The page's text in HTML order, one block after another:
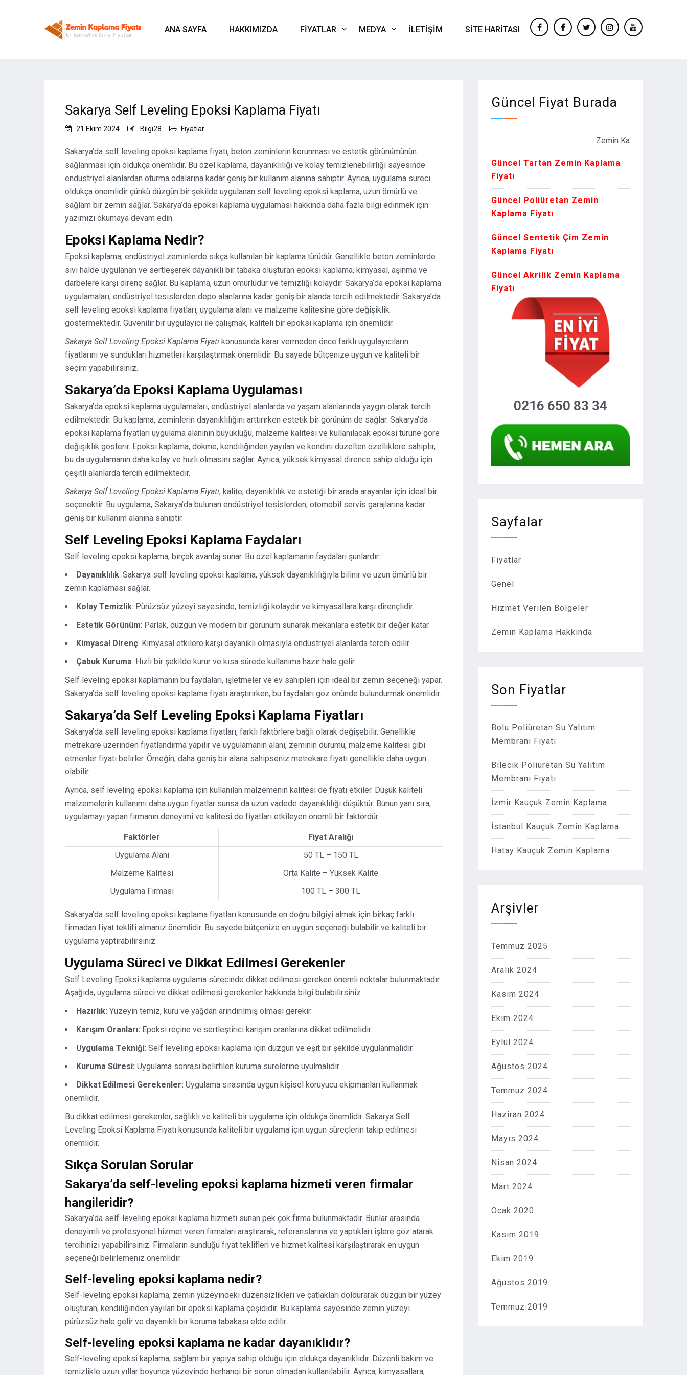
ANA SAYFA HAKKIMIZDA FIYATLAR MEDYA İLETIŞIM
SITE HARITASI
facebookFacebooktwitterinstagramyoutube
Sakarya Self Leveling Epoksi Kaplama Fiyatı
21 Ekim 2024 Bilgi28 Fiyatlar
Sakarya’da self leveling epoksi kaplama fiyatı, beton zeminlerin korunması ve estetik görünümünün
sağlanması için oldukça önemlidir. Bu özel kaplama, dayanıklılığı ve kolay temizlenebilirliği sayesinde
endüstriyel alanlardan oturma odalarına kadar geniş bir kullanım alanına sahiptir. Ayrıca, uygulama süreci
oldukça önemlidir çünkü düzgün bir şekilde uygulanan self leveling epoksi kaplama, uzun ömürlü ve
sağlam bir zemin sağlar. Sakarya’da epoksi kaplama uygulaması hakkında daha fazla bilgi edinmek için
yazımızı okumaya devam edin.
Epoksi Kaplama Nedir?
Epoksi kaplama, endüstriyel zeminlerde sıkça kullanılan bir kaplama türüdür. Genellikle beton zeminlerde
sıvı halde uygulanan ve sertleşerek dayanıklı bir tabaka oluşturan epoksi kaplama, kimyasal, aşınma ve
darbelere karşı direnç sağlar. Bu kaplama, uzun ömürlüdür ve temizliği kolaydır. Sakarya’da epoksi kaplama
uygulamaları, endüstriyel tesislerden depo alanlarına kadar geniş bir alanda tercih edilmektedir. Sakarya’da
self leveling epoksi kaplama fiyatları, uygulama alanı ve malzeme kalitesine göre değişiklik
göstermektedir. Güvenilir bir uygulayıcı ile çalışmak, kaliteli bir epoksi kaplama için önemlidir.
Sakarya Self Leveling Epoksi Kaplama Fiyatı konusunda karar vermeden önce farklı uygulayıcıların
fiyatlarını ve sundukları hizmetleri karşılaştırmak önemlidir. Bu sayede bütçenize uygun ve kaliteli bir
seçim yapabilirsiniz.
Sakarya’da Epoksi Kaplama Uygulaması
Sakarya’da epoksi kaplama uygulamaları, endüstriyel alanlarda ve yaşam alanlarında yaygın olarak tercih
edilmektedir. Bu kaplama, zeminlerin dayanıklılığını arttırırken estetik bir görünüm de sağlar. Sakarya’da
epoksi kaplama fiyatları uygulama alanının büyüklüğü, malzeme kalitesi ve kullanılacak epoksi türüne göre
değişiklik gösterir. Epoksi kaplama, dökme, kendiliğinden yayılan ve kendini düzelten özelliklere sahiptir,
bu da uygulamanın daha kolay ve hızlı olmasını sağlar. Ayrıca, yüksek kimyasal dirence sahip olduğu için
çeşitli alanlarda tercih edilmektedir.
Sakarya Self Leveling Epoksi Kaplama Fiyatı, kalite, dayanıklılık ve estetiği bir arada arayanlar için ideal bir
seçenektir. Bu uygulama, Sakarya’da bulunan endüstriyel tesislerden, otomobil servis garajlarına kadar
geniş bir kullanım alanına sahiptir.
Self Leveling Epoksi Kaplama Faydaları
Self leveling epoksi kaplama, birçok avantaj sunar. Bu özel kaplamanın faydaları şunlardır:
Dayanıklılık: Sakarya self leveling epoksi kaplama, yüksek dayanıklılığıyla bilinir ve uzun ömürlü bir
zemin kaplaması sağlar.
Kolay Temizlik: Pürüzsüz yüzeyi sayesinde, temizliği kolaydır ve kimyasallara karşı dirençlidir.
Estetik Görünüm: Parlak, düzgün ve modern bir görünüm sunarak mekanlara estetik bir değer katar.
Kimyasal Direnç: Kimyasal etkilere karşı dayanıklı olmasıyla endüstriyel alanlarda tercih edilir.
Çabuk Kuruma: Hızlı bir şekilde kurur ve kısa sürede kullanıma hazır hale gelir.
Self leveling epoksi kaplamanın bu faydaları, işletmeler ve ev sahipleri için ideal bir zemin seçeneği yapar.
Sakarya’da self leveling epoksi kaplama fiyatı araştırırken, bu faydaları göz önünde bulundurmak önemlidir.
Sakarya’da Self Leveling Epoksi Kaplama Fiyatları
Sakarya’da self leveling epoksi kaplama fiyatları, farklı faktörlere bağlı olarak değişebilir. Genellikle
metrekare üzerinden fiyatlandırma yapılır ve uygulamanın alanı, zeminin durumu, malzeme kalitesi gibi
etmenler fiyatı belirler. Örneğin, daha geniş bir alana sahipseniz metrekare fiyatı genellikle daha uygun
olabilir.
Ayrıca, self leveling epoksi kaplama için kullanılan malzemenin kalitesi de fiyatı etkiler. Düşük kaliteli
malzemelerin kullanımı daha uygun fiyatlar sunsa da uzun vadede dayanıklılığı düşüktür. Bunun yanı sıra,
uygulamayı yapan firmanın deneyimi ve kalitesi de fiyatları etkileyen önemli bir faktördür.
Faktörler
Fiyat Aralığı
Uygulama Alanı
50 TL – 150 TL
Malzeme Kalitesi
Orta Kalite – Yüksek Kalite
Uygulama Firması
100 TL – 300 TL
Sakarya’da self leveling epoksi kaplama fiyatları konusunda en doğru bilgiyi almak için birkaç farklı
firmadan fiyat teklifi almanız önemlidir. Bu sayede bütçenize en uygun seçeneği bulabilir ve kaliteli bir
uygulama yaptırabilirsiniz.
Uygulama Süreci ve Dikkat Edilmesi Gerekenler
Self Leveling Epoksi kaplama uygulama sürecinde dikkat edilmesi gereken önemli noktalar bulunmaktadır.
Aşağıda, uygulama süreci ve dikkat edilmesi gerekenler hakkında bilgi bulabilirsiniz:
Hazırlık: Yüzeyin temiz, kuru ve yağdan arındırılmış olması gerekir.
Karışım Oranları: Epoksi reçine ve sertleştirici karışım oranlarına dikkat edilmelidir.
Uygulama Tekniği: Self leveling epoksi kaplama için düzgün ve eşit bir şekilde uygulanmalıdır.
Kuruma Süresi: Uygulama sonrası belirtilen kuruma sürelerine uyulmalıdır.
Dikkat Edilmesi Gerekenler: Uygulama sırasında uygun kişisel koruyucu ekipmanları kullanmak
önemlidir.
Bu dikkat edilmesi gerekenler, sağlıklı ve kaliteli bir uygulama için oldukça önemlidir. Sakarya Self
Leveling Epoksi Kaplama Fiyatı konusunda kaliteli bir uygulama için uygun süreçlerin takip edilmesi
önemlidir.
Sıkça Sorulan Sorular
Sakarya’da self-leveling epoksi kaplama hizmeti veren firmalar
hangileridir?
Sakarya’da self-leveling epoksi kaplama hizmeti sunan pek çok firma bulunmaktadır. Bunlar arasında
deneyimli ve profesyonel hizmet veren firmaları araştırarak, referanslarına ve yaptıkları işlere göz atarak
tercihinizi yapabilirsiniz. Firmaların sunduğu fiyat teklifleri ve hizmet kalitesi karşılaştırarak en uygun
seçeneği belirlemeniz önemlidir.
Self-leveling epoksi kaplama nedir?
Self-leveling epoksi kaplama, zemin yüzeyindeki düzensizlikleri ve çatlakları doldurarak düzgün bir yüzey
oluşturan, kendiliğinden yayılan bir epoksi kaplama çeşididir. Bu kaplama sayesinde zemin yüzeyi
pürüzsüz hale gelir ve dayanıklı bir koruma tabakası elde edilir.
Self-leveling epoksi kaplama ne kadar dayanıklıdır?
Self-leveling epoksi kaplama, sağlam bir yapıya sahip olduğu için oldukça dayanıklıdır. Düzenli bakım ve
temizlikle uzun yıllar boyunca yüzeyinde herhangi bir sorun olmadan kullanılabilir. Ayrıca, kimyasallara,
Güncel Fiyat Burada
Zemin Kaplama Fiyatları Kur
Güncel Tartan Zemin Kaplama
Fiyatı
Güncel Poliüretan Zemin
Kaplama Fiyatı
Güncel Sentetik Çim Zemin
Kaplama Fiyatı
Güncel Akrilik Zemin Kaplama
Fiyatı
0216 650 83 34
Sayfalar
Fiyatlar
Genel
Hizmet Verilen Bölgeler
Zemin Kaplama Hakkında
Son Fiyatlar
Bolu Poliüretan Su Yalıtım
Membranı Fiyatı
Bilecik Poliüretan Su Yalıtım
Membranı Fiyatı
İzmir Kauçuk Zemin Kaplama
İstanbul Kauçuk Zemin Kaplama
Hatay Kauçuk Zemin Kaplama
Arşivler
Temmuz 2025
Aralık 2024
Kasım 2024
Ekim 2024
Eylül 2024
Ağustos 2024
Temmuz 2024
Haziran 2024
Mayıs 2024
Nisan 2024
Mart 2024
Ocak 2020
Kasım 2019
Ekim 2019
Ağustos 2019
Temmuz 2019